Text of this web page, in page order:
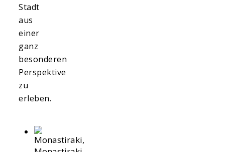
Stadt
aus
einer
ganz
besonderen
Perspektive
zu
erleben.